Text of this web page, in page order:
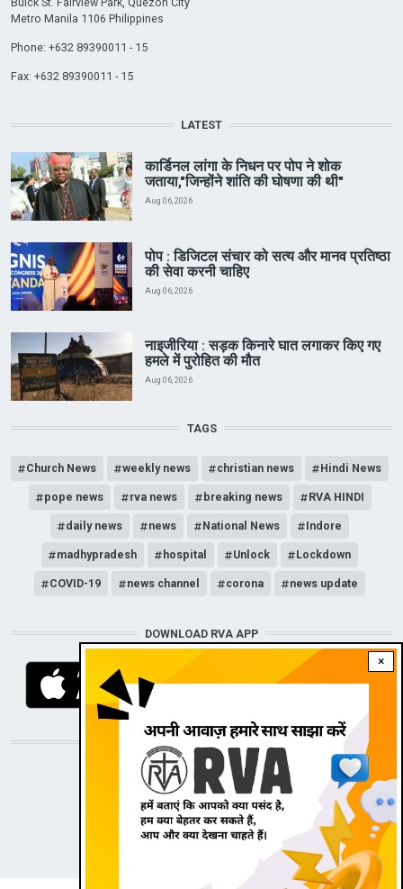
×
Metro Manila 1106 Philippines
Phone: +632 89390011 - 15
Fax: +632 89390011 - 15
LATEST
कार्डिनल लांगा के निधन पर पोप ने शोक
जताया,"जिन्होंने शांति की घोषणा की थी"
Aug 06, 2026
पोप : डिजिटल संचार को सत्य और मानव प्रतिष्ठा
की सेवा करनी चाहिए
Aug 06, 2026
नाइजीरिया : सड़क किनारे घात लगाकर किए गए
हमले में पुरोहित की मौत
Aug 06, 2026
TAGS
Church News weekly news christian news Hindi News
pope news rva news breaking news RVA HINDI
daily news news National News Indore
madhypradesh hospital Unlock Lockdown
COVID-19 news channel corona news update
DOWNLOAD RVA APP
STAY CONNECTED WITH US!